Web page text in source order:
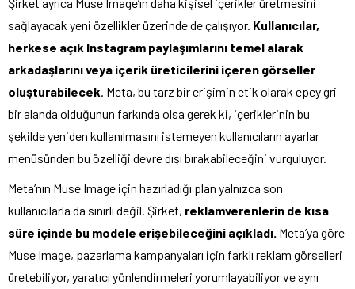
sağlayacak yeni özellikler üzerinde de çalışıyor. Kullanıcılar,
herkese açık Instagram paylaşımlarını temel alarak
arkadaşlarını veya içerik üreticilerini içeren görseller
oluşturabilecek. Meta, bu tarz bir erişimin etik olarak epey gri
bir alanda olduğunun farkında olsa gerek ki, içeriklerinin bu
şekilde yeniden kullanılmasını istemeyen kullanıcıların ayarlar
menüsünden bu özelliği devre dışı bırakabileceğini vurguluyor.
Meta’nın Muse Image için hazırladığı plan yalnızca son
kullanıcılarla da sınırlı değil. Şirket, reklamverenlerin de kısa
süre içinde bu modele erişebileceğini açıkladı. Meta’ya göre
Muse Image, pazarlama kampanyaları için farklı reklam görselleri
üretebiliyor, yaratıcı yönlendirmeleri yorumlayabiliyor ve aynı